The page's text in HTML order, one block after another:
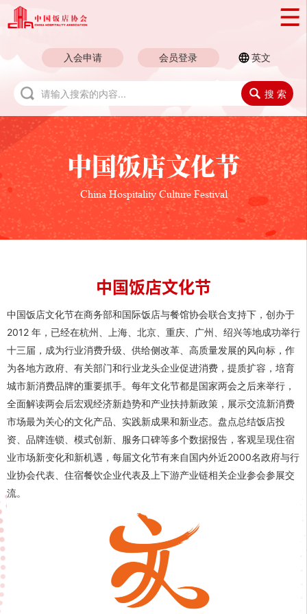
入会申请 会员登录 英文
搜 索
中国饭店文化节
China Hospitality Culture Festival
中国饭店文化节
中国饭店文化节在商务部和国际饭店与餐馆协会联合支持下，创办于
2012 年，已经在杭州、上海、北京、重庆、广州、绍兴等地成功举行
十三届，成为行业消费升级、供给侧改革、高质量发展的风向标，作
为各地方政府、有关部门和行业龙头企业促进消费，提质扩容，培育
城市新消费品牌的重要抓手。每年文化节都是国家两会之后来举行，
全面解读两会后宏观经济新趋势和产业扶持新政策，展示交流新消费
市场最为关心的文化产品、实践新成果和新业态。盘点总结饭店投
资、品牌连锁、模式创新、服务口碑等多个数据报告，客观呈现住宿
业市场新变化和新机遇，每届文化节有来自国内外近2000名政府与行
业协会代表、住宿餐饮企业代表及上下游产业链相关企业参会参展交
流。